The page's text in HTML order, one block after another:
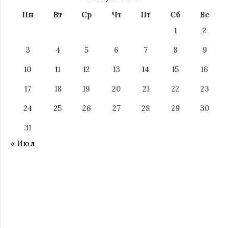
Пн Вт Ср Чт Пт Сб
Вс
1
2
3
4 5 6 7 8
9
10
11 12 13 14 15
16
17
18 19 20 21 22
23
24
25 26 27 28 29
30
31
« Июл